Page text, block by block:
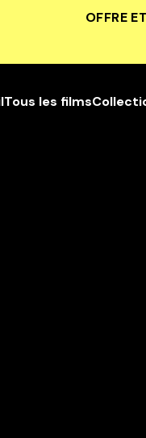
OFFRE
Tous les films